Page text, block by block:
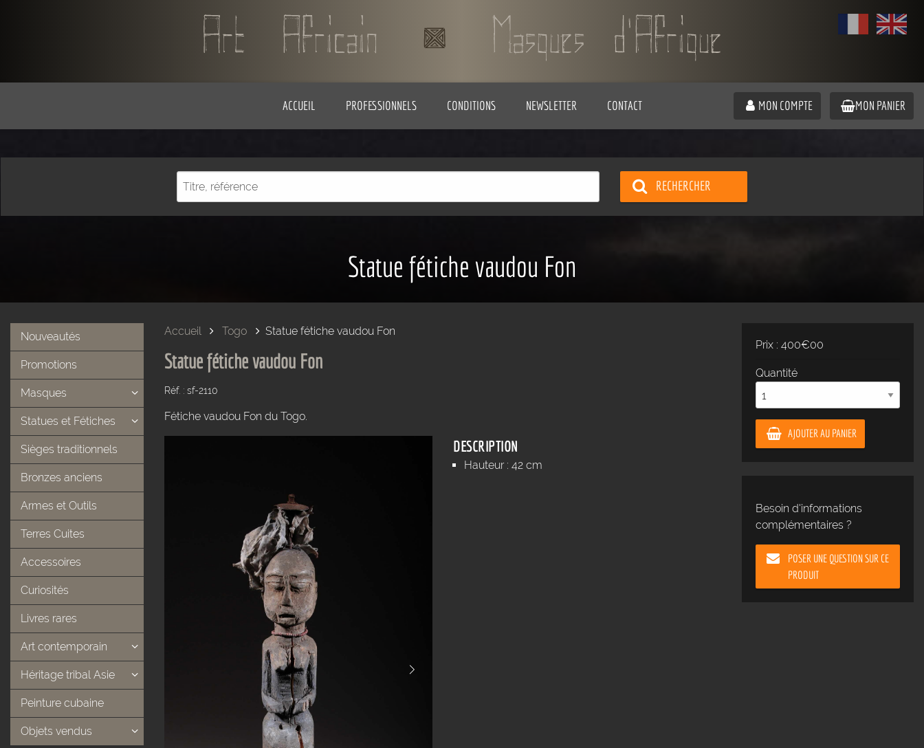
ACCUEIL PROFESSIONNELS CONDITIONS NEWSLETTER CONTACT MON COMPTE MON PANIER
RECHERCHER
Statue fétiche vaudou Fon
Nouveautés
Promotions
Masques
Statues et Fétiches
Sièges traditionnels
Bronzes anciens
Armes et Outils
Terres Cuites
Accessoires
Curiosités
Livres rares
Art contemporain
Héritage tribal Asie
Peinture cubaine
Objets vendus
Accueil Togo Statue fétiche vaudou Fon
Statue fétiche vaudou Fon
Réf. : sf-2110
Fétiche vaudou Fon du Togo.
DESCRIPTION
Hauteur : 42 cm
Prix : 400€00
Quantité
AJOUTER AU PANIER
Besoin d'informations
complémentaires ?
POSER UNE QUESTION SUR CE
PRODUIT